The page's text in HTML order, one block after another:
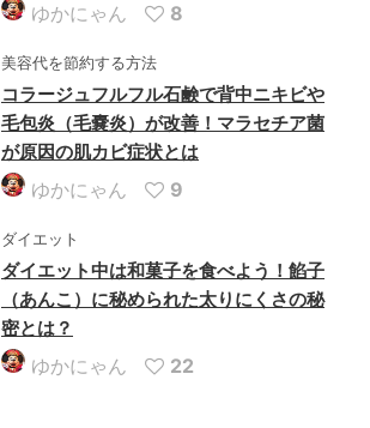
ゆかにゃん 8
美容代を節約する方法
コラージュフルフル石鹸で背中ニキビや
毛包炎（毛嚢炎）が改善！マラセチア菌
が原因の肌カビ症状とは
ゆかにゃん 9
ダイエット
ダイエット中は和菓子を食べよう！餡子
（あんこ）に秘められた太りにくさの秘
密とは？
ゆかにゃん 22